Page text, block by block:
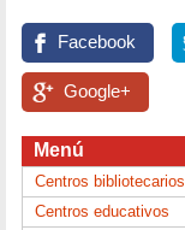
Facebook
Google+
Menú
Centros bibliotecarios
Centros educativos